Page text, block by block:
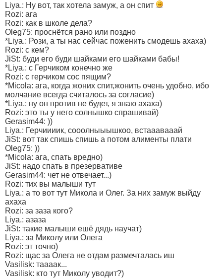
Liya.: Ну вот, так хотела замуж, а он спит
Rozi: ага
Rozi: как в школе дела?
Oleg75: проснётся рано или поздно
*Liya.: Рози, а ты нас сейчас поженить смодешь ахаха)
Rozi: с кем?
JiSt: буди его буди шайками его шайками бабы!
*Liya.: с Герчиком конечно же
Rozi: с герчиком сос пящим?
*Micola: ага, когда жоних спит,жонить очень удобно, ибо
молчание всегда считалось за согласие)
*Liya.: ну он против не будет, я знаю ахаха)
Rozi: это ты у него солнышко спрашивай)
Gerasim44: ))
Liya.: Герчиииик, сооолныыышкоо, встааавааай
JiSt: вот так спишь спишь а потом алименты плати
Oleg75: ))
*Micola: ага, спать вредно)
JiSt: надо спать в презервативе
Gerasim44: чет не отвечает...)
Rozi: тих вы малыши тут
Liya.: а то вот тут Микола и Олег. За них замуж выйду
ахаха
Rozi: за заза кого?
Liya.: азаза
JiSt: такие малыши ешё дядь научат)
Liya.: за Миколу или Олега
Rozi: эт точно)
Rozi: щас за Олега не отдам размечталась иш
Vasilisk: таааак...
Vasilisk: кто тут Миколу уводит?)